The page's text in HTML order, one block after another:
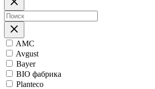
AMC
Avgust
Bayer
BIO фабрика
Planteco